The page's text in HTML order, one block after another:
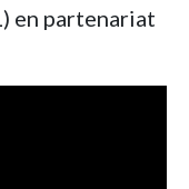
en partenariat